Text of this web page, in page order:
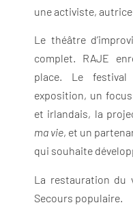
une activiste,
Le théâtre
complet. RAJE
place. Le festival
exposition, un
et irlandais, la
ma vie, et un
qui souhaite
La restauration du
Secours populaire.